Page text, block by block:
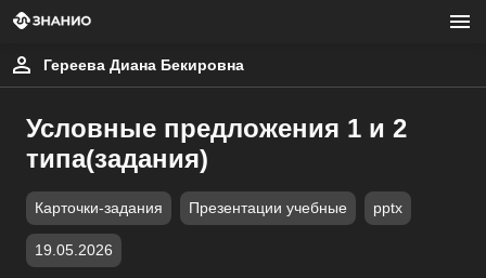
Гереева Диана Бекировна
Условные предложения 1 и 2
типа(задания)
Карточки-задания Презентации учебные pptx
19.05.2026